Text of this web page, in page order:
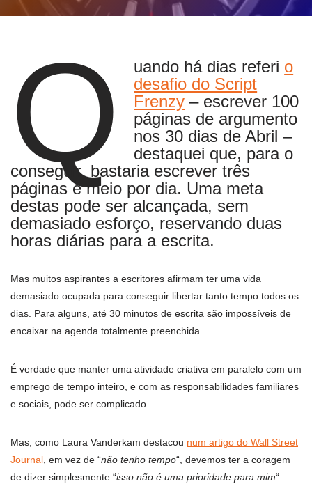
Q uando há dias referi o
desafio do Script
Frenzy – escrever 100
páginas de argumento
nos 30 dias de Abril –
destaquei que, para o
conseguir, bastaria escrever três
páginas e meio por dia. Uma meta
destas pode ser alcançada, sem
demasiado esforço, reservando duas
horas diárias para a escrita.
Mas muitos aspirantes a escritores afirmam ter uma vida
demasiado ocupada para conseguir libertar tanto tempo todos os
dias. Para alguns, até 30 minutos de escrita são impossíveis de
encaixar na agenda totalmente preenchida.
É verdade que manter uma atividade criativa em paralelo com um
emprego de tempo inteiro, e com as responsabilidades familiares
e sociais, pode ser complicado.
Mas, como Laura Vanderkam destacou num artigo do Wall Street
Journal , em vez de “não tenho tempo“, devemos ter a coragem
de dizer simplesmente “isso não é uma prioridade para mim“.